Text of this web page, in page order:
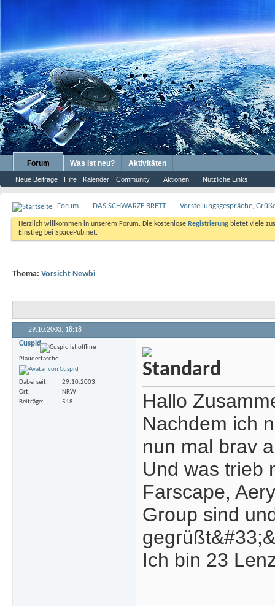
Forum
Neue Beiträge Hilfe Kalender Community Aktionen Nützliche Links
Was ist neu? Aktivitäten
Forum DAS SCHWARZE BRETT Vorstellungsgespräche,
Herzlich willkommen in unserem Forum. Die kostenlose Registrierung bietet viele
Einstieg bei SpacePub.net.
Thema: Vorsicht Newbi
29.10.2003, 18:18
Cuspid
Plaudertasche
Dabei seit
29.10.2003
Ort
NRW
Beiträge
518
Hallo
Nachdem ich
nun mal brav
Und was trieb
Farscape,
Group sind
Ich bin 23